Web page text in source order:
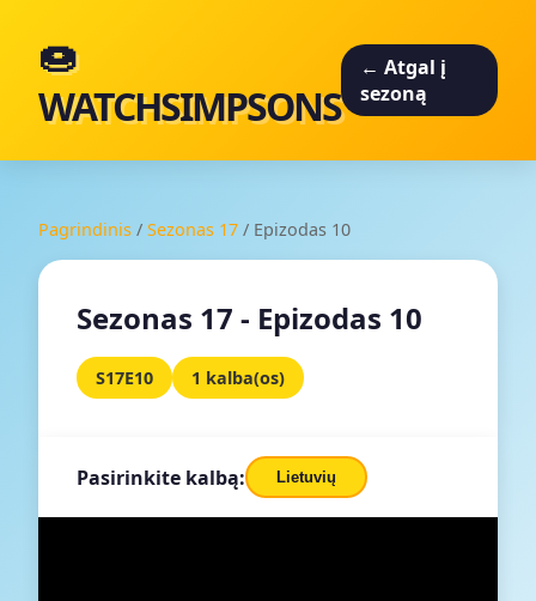
🍩
WATCHSIMPSONS
← Atgal į
sezoną
Pagrindinis / Sezonas 17 / Epizodas 10
Sezonas 17 - Epizodas 10
S17E10 1 kalba(os)
Pasirinkite kalbą: Lietuvių